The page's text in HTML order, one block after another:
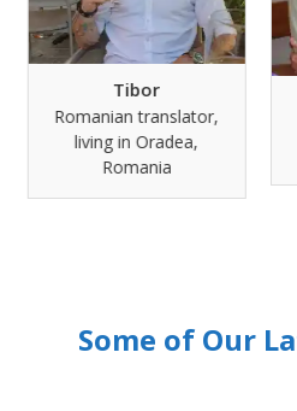
Tibor
Romanian translator,
living in Oradea,
Romania
Some of Our